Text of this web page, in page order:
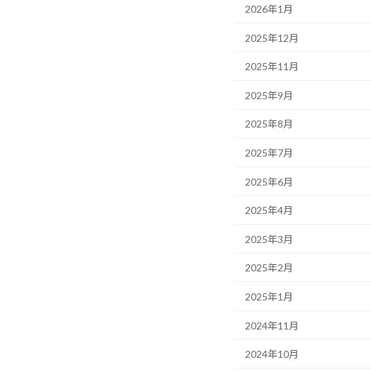
2026年1月
2025年12月
2025年11月
2025年9月
2025年8月
2025年7月
2025年6月
2025年4月
2025年3月
2025年2月
2025年1月
2024年11月
2024年10月